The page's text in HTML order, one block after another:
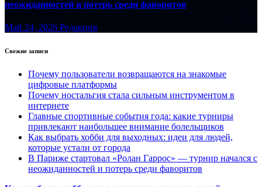
неожиданностей и потерь среди фаворитов
Май 24, 2026 Редакция
Свежие записи
Почему пользователи возвращаются на знакомые
цифровые платформы
Почему ностальгия стала сильным инструментом в
интернете
Главные спортивные события года: какие турниры
привлекают наибольшее внимание болельщиков
Как выбрать хобби для выходных: идеи для людей,
которые устали от города
В Париже стартовал «Ролан Гаррос» — турнир начался с
неожиданностей и потерь среди фаворитов